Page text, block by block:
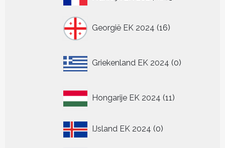
Georgië EK 2024 16
producten
Griekenland EK 2024 0
producten
Hongarije EK 2024 11
producten
IJsland EK 2024 00